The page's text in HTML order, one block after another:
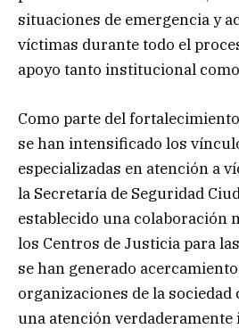
situaciones de emergencia y
víctimas durante todo el
apoyo tanto institucional
Como parte del
se han intensificado los
especializadas en atención a
la Secretaría de Seguridad
establecido una colaboración
los Centros de Justicia para
se han generado
organizaciones de la
una atención verdaderamente